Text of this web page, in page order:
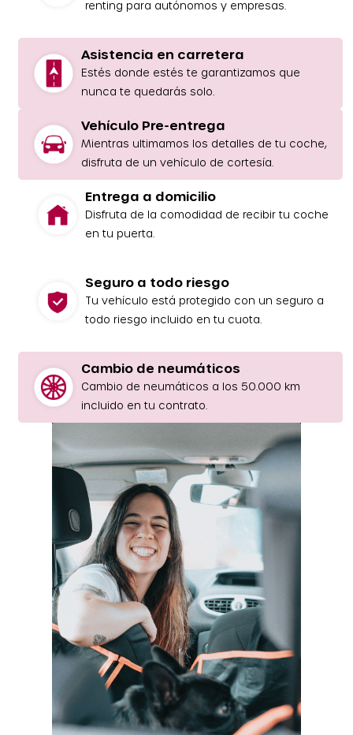
renting para autónomos y empresas.
Asistencia en carretera
Estés donde estés te garantizamos que
nunca te quedarás solo.
Vehículo Pre-entrega
Mientras ultimamos los detalles de tu coche,
disfruta de un vehículo de cortesía.
Entrega a domicilio
Disfruta de la comodidad de recibir tu coche
en tu puerta.
Seguro a todo riesgo
Tu vehículo está protegido con un seguro a
todo riesgo incluido en tu cuota.
Cambio de neumáticos
Cambio de neumáticos a los 50.000 km
incluido en tu contrato.